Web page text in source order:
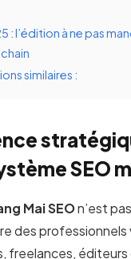
: l’édition à ne pas
similaires :
SEO
Mai SEOn’est
des professionnels
freelances, éditeurs